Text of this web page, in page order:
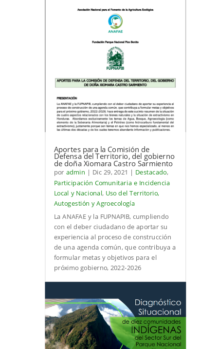
Aportes para la Comisión de
Defensa del Territorio, del gobierno
de doña Xiomara Castro Sarmiento
por admin | Dic 29, 2021 | Destacado,
Participación Comunitaria e Incidencia
Local y Nacional, Uso del Territorio,
Autogestión y Agroecología
La ANAFAE y la FUPNAPIB, cumpliendo
con el deber ciudadano de aportar su
experiencia al proceso de construcción
de una agenda común, que contribuya a
formular metas y objetivos para el
próximo gobierno, 2022-2026